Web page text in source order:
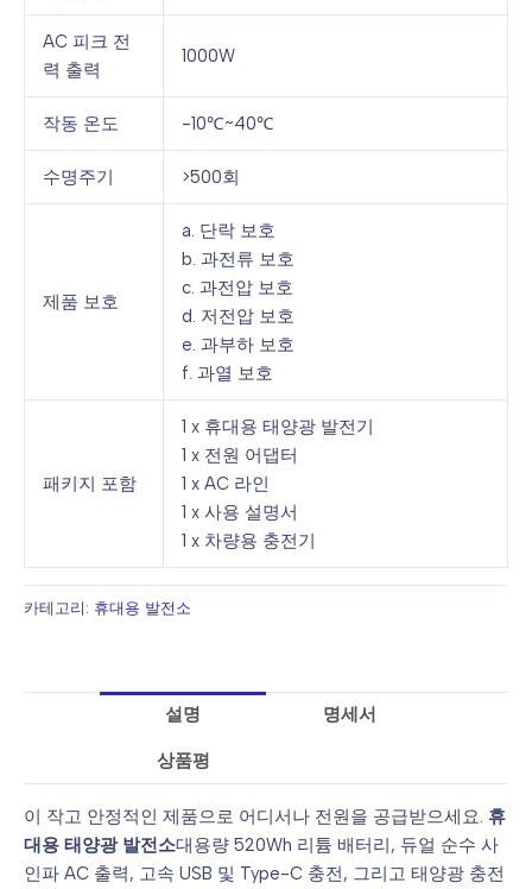
AC 피크 전
력 출력
1000W
작동 온도 -10℃~40℃
수명주기 >500회
제품 보호
a. 단락 보호
b. 과전류 보호
c. 과전압 보호
d. 저전압 보호
e. 과부하 보호
f. 과열 보호
패키지 포함
1 x 휴대용 태양광 발전기
1 x 전원 어댑터
1 x AC 라인
1 x 사용 설명서
1 x 차량용 충전기
카테고리: 휴대용 발전소
설명 명세서
상품평
이 작고 안정적인 제품으로 어디서나 전원을 공급받으세요. 휴
대용 태양광 발전소대용량 520Wh 리튬 배터리, 듀얼 순수 사
인파 AC 출력, 고속 USB 및 Type-C 충전, 그리고 태양광 충전